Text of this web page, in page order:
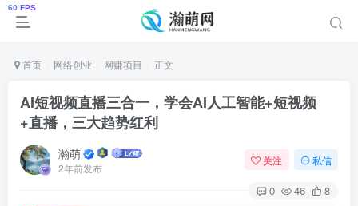
首页 网络创业 网赚项目 正文
AI短视频直播三合一，学会AI人工智能+短视频
+直播，三大趋势红利
瀚萌
2年前发布
关注 私信
0 46 8